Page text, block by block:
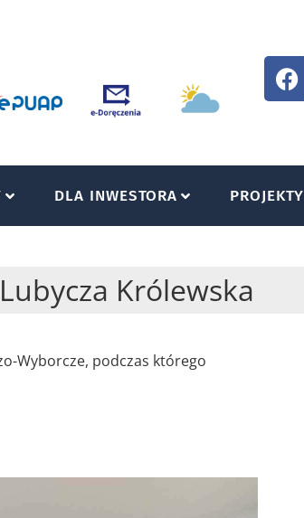
DLA INWESTORA PROJEKTY
Królewska
Wyborcze, podczas którego